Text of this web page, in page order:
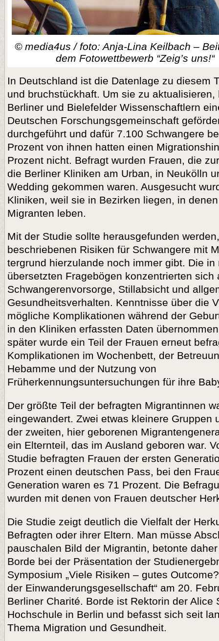
© media4us / foto: Anja-Lina Keilbach –
dem Fotowettbewerb “Zeig’s uns!“
In Deutschland ist die Datenlage zu diesem
und bruchstückhaft. Um sie zu aktualisieren,
Berliner und Bielefelder Wissenschaftlern
Deutschen Forschungsgemeinschaft
durchgeführt und dafür 7.100 Schwangere
Prozent von ihnen hatten einen
Prozent nicht. Befragt wurden Frauen, die
die Berliner Kliniken am Urban, in Neukölln
Wedding gekommen waren. Ausgesucht
Kliniken, weil sie in Bezirken liegen, in
Migranten leben.
Mit der Studie sollte herausgefunden
beschriebenen Risiken für Schwangere mit
tergrund hierzulande noch immer gibt. Die in
übersetzten Fragebögen konzentrierten sich
Schwangerenvorsorge, Stillabsicht und
Gesundheitsverhalten. Kenntnisse über die
mögliche Komplikationen während der
in den Kliniken erfassten Daten
später wurde ein Teil der Frauen erneut
Komplikationen im Wochenbett, der
Hebamme und der Nutzung von
Früherkennungsuntersuchungen für ihre
Der größte Teil der befragten Migrantinnen
eingewandert. Zwei etwas kleinere Gruppen
der zweiten, hier geborenen
ein Elternteil, das im Ausland geboren war.
Studie befragten Frauen der ersten
Prozent einen deutschen Pass, bei den
Generation waren es 71 Prozent. Die
wurden mit denen von Frauen deutscher
Die Studie zeigt deutlich die Vielfalt der
Befragten oder ihrer Eltern. Man müsse
pauschalen Bild der Migrantin, betonte
Borde bei der Präsentation der
Symposium „Viele Risiken – gutes
der Einwanderungsgesellschaft“ am 20.
Berliner Charité. Borde ist Rektorin der Alice
Hochschule in Berlin und befasst sich seit
Thema Migration und Gesundheit.